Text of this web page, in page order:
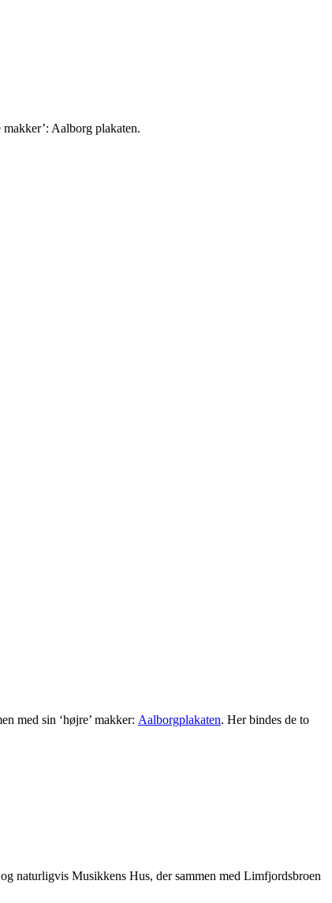
Aalborg plakaten.
med sin ‘højre’ makker: Aalborgplakaten. Her bindes de to
naturligvis Musikkens Hus, der sammen med Limfjordsbroen